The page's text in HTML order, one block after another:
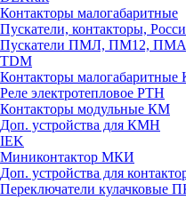
Контакторы малогабаритные
Пускатели, контакторы,
Пускатели ПМЛ, ПМ12,
TDM
Контакторы
Реле электротепловое РТН
Контакторы модульные КМ
Доп. устройства для КМН
IEK
Миниконтактор МКИ
Доп. устройства для
Переключатели кулачковые